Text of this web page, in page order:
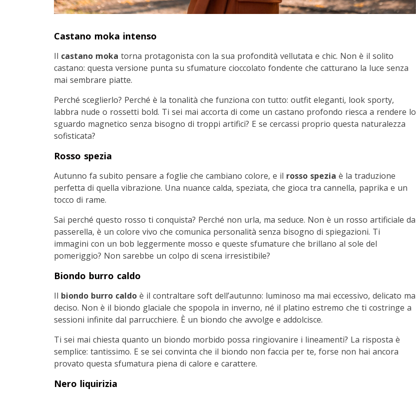
Castano moka intenso
Il castano moka torna protagonista con la sua profondità vellutata e chic. Non è il solito
castano: questa versione punta su sfumature cioccolato fondente che catturano la luce senza
mai sembrare piatte.
Perché sceglierlo? Perché è la tonalità che funziona con tutto: outfit eleganti, look sporty,
labbra nude o rossetti bold. Ti sei mai accorta di come un castano profondo riesca a rendere lo
sguardo magnetico senza bisogno di troppi artifici? E se cercassi proprio questa naturalezza
sofisticata?
Rosso spezia
Autunno fa subito pensare a foglie che cambiano colore, e il rosso spezia è la traduzione
perfetta di quella vibrazione. Una nuance calda, speziata, che gioca tra cannella, paprika e un
tocco di rame.
Sai perché questo rosso ti conquista? Perché non urla, ma seduce. Non è un rosso artificiale da
passerella, è un colore vivo che comunica personalità senza bisogno di spiegazioni. Ti
immagini con un bob leggermente mosso e queste sfumature che brillano al sole del
pomeriggio? Non sarebbe un colpo di scena irresistibile?
Biondo burro caldo
Il biondo burro caldoè il contraltare soft dell’autunno: luminoso ma mai eccessivo, delicato ma
deciso. Non è il biondo glaciale che spopola in inverno, né il platino estremo che ti costringe a
sessioni infinite dal parrucchiere. È un biondo che avvolge e addolcisce.
Ti sei mai chiesta quanto un biondo morbido possa ringiovanire i lineamenti? La risposta è
semplice: tantissimo. E se sei convinta che il biondo non faccia per te, forse non hai ancora
provato questa sfumatura piena di calore e carattere.
Nero liquirizia